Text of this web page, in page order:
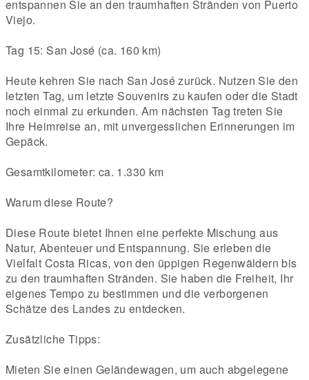
entspannen Sie an den traumhaften Stränden von Puerto
Viejo.
Tag 15: San José (ca. 160 km)
Heute kehren Sie nach San José zurück. Nutzen Sie den
letzten Tag, um letzte Souvenirs zu kaufen oder die Stadt
noch einmal zu erkunden. Am nächsten Tag treten Sie
Ihre Heimreise an, mit unvergesslichen Erinnerungen im
Gepäck.
Gesamtkilometer: ca. 1.330 km
Warum diese Route?
Diese Route bietet Ihnen eine perfekte Mischung aus
Natur, Abenteuer und Entspannung. Sie erleben die
Vielfalt Costa Ricas, von den üppigen Regenwäldern bis
zu den traumhaften Stränden. Sie haben die Freiheit, Ihr
eigenes Tempo zu bestimmen und die verborgenen
Schätze des Landes zu entdecken.
Zusätzliche Tipps:
Mieten Sie einen Geländewagen, um auch abgelegene